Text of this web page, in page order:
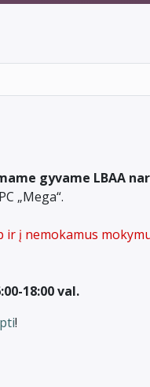
gyvame LBAA
„Mega“.
į nemokamus
18:00 val.
!